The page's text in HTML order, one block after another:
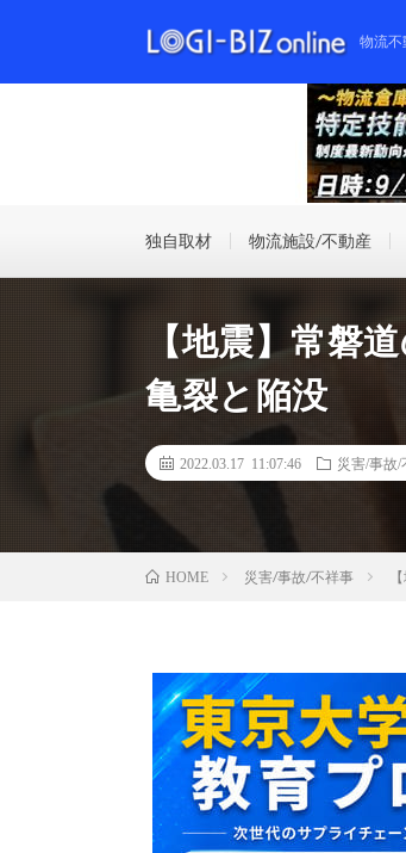
物流不
独自取材 物流施設/不動産
【地震】常磐
亀裂と陥没
2022.03.17 11:07:46 災害/事故/
HOME 災害/事故/不祥事